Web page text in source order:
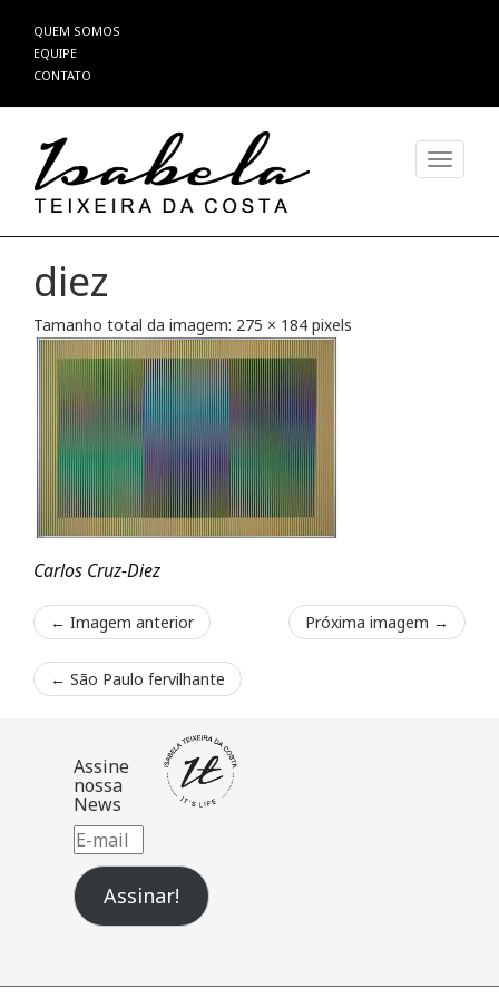
Pular
para
o
QUEM SOMOS
EQUIPE
CONTATO
diez
Tamanho total da imagem: 275 × 184 pixels
Carlos Cruz-Diez
← Imagem anterior Próxima imagem →
← São Paulo fervilhante
Assine
nossa
News
E-
mail
Assinar!